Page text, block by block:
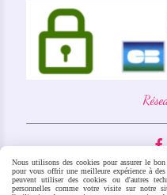

Conditions
Nous utilisons des cookies pour assurer le
pour vous offrir une meilleure expérience à
peuvent utiliser des cookies ou d'autres
personnelles comme votre visite sur notre